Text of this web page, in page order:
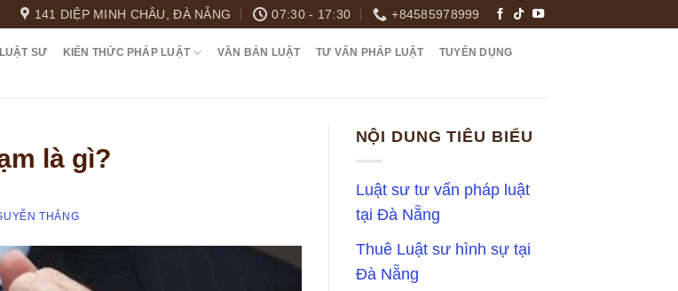
141 DIỆP MINH CHÂU, ĐÀ NẴNG 07:30 - 17:30 +84585978999
SƯ KIẾN THỨC PHÁP LUẬT VĂN BẢN LUẬT TƯ VẤN PHÁP LUẬT TUYỂN DỤNG
là gì?
THẮNG
NỘI DUNG TIÊU BIỂU
Luật sư tư vấn pháp luật
tại Đà Nẵng
Thuê Luật sư hình sự tại
Đà Nẵng